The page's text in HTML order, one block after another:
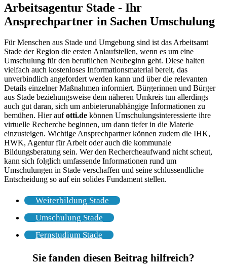
Arbeitsagentur Stade - Ihr
Ansprechpartner in Sachen Umschulung
Für Menschen aus Stade und Umgebung sind ist das Arbeitsamt
Stade der Region die ersten Anlaufstellen, wenn es um eine
Umschulung für den beruflichen Neubeginn geht. Diese halten
vielfach auch kostenloses Informationsmaterial bereit, das
unverbindlich angefordert werden kann und über die relevanten
Details einzelner Maßnahmen informiert. Bürgerinnen und Bürger
aus Stade beziehungsweise dem näheren Umkreis tun allerdings
auch gut daran, sich um anbieterunabhängige Informationen zu
bemühen. Hier aufotti.de können Umschulungsinteressierte ihre
virtuelle Recherche beginnen, um dann tiefer in die Materie
einzusteigen. Wichtige Ansprechpartner können zudem die IHK,
HWK, Agentur für Arbeit oder auch die kommunale
Bildungsberatung sein. Wer den Rechercheaufwand nicht scheut,
kann sich folglich umfassende Informationen rund um
Umschulungen in Stade verschaffen und seine schlussendliche
Entscheidung so auf ein solides Fundament stellen.
Weiterbildung Stade
Umschulung Stade
Fernstudium Stade
Sie fanden diesen Beitrag hilfreich?